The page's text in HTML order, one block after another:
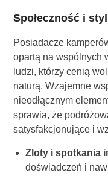
Społeczność i
Posiadacze
opartą na wspólnych
ludzi, którzy cenią
naturą. Wzajemne
nieodłącznym
sprawia, że
satysfakcjonujące i
Zloty i spotkania
doświadczeń i